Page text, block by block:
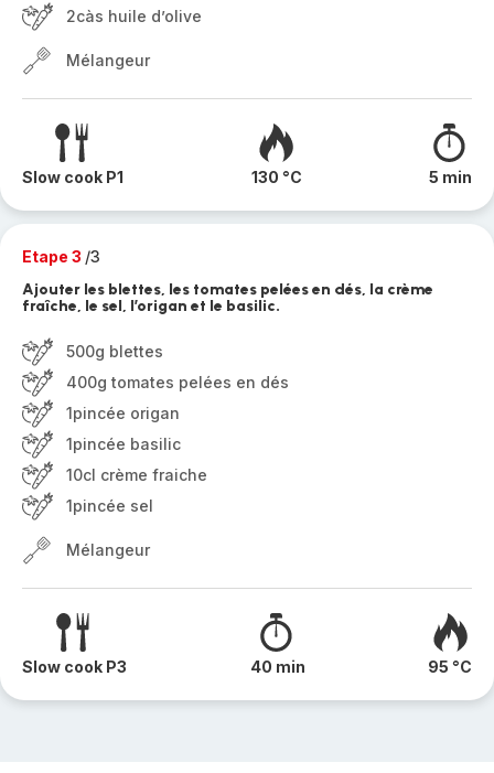
2càs huile d’olive
Mélangeur
Slow cook P1 130 °C 5 min
Etape 3 /3
Ajouter les blettes, les tomates pelées en dés, la crème
fraîche, le sel, l’origan et le basilic.
500g blettes
400g tomates pelées en dés
1pincée origan
1pincée basilic
10cl crème fraiche
1pincée sel
Mélangeur
Slow cook P3 40 min 95 °C